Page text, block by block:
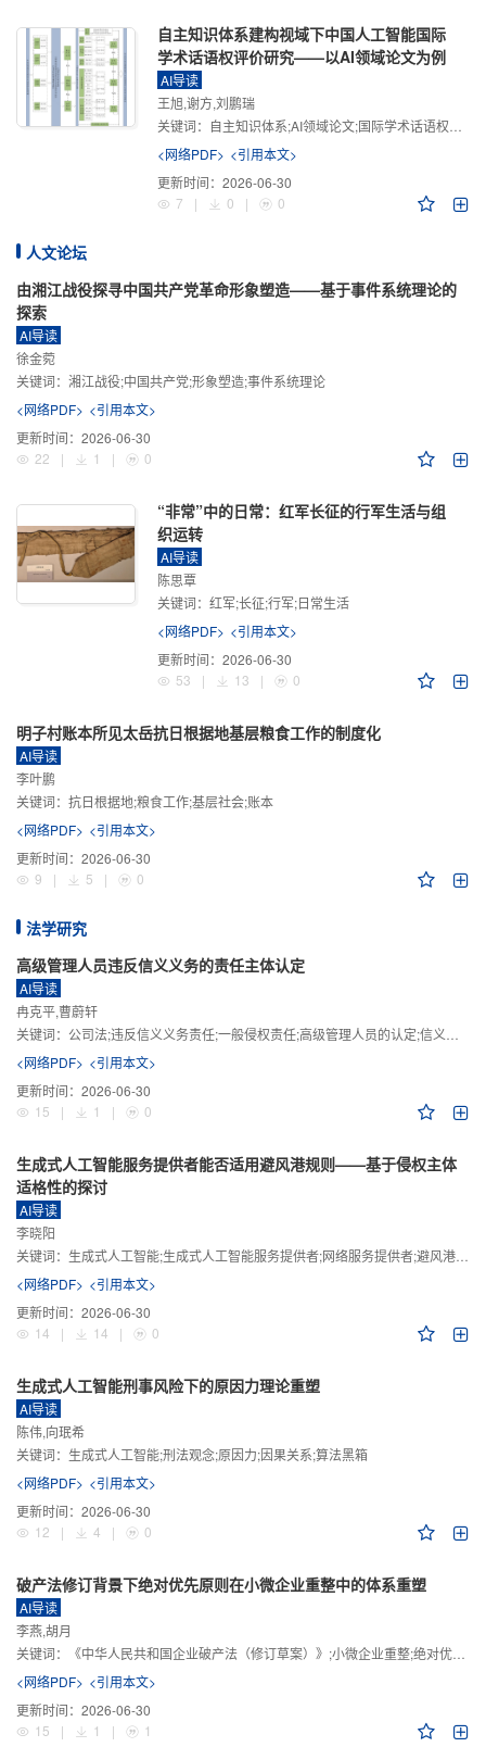
自主知识体系建构视域下中国人工智能国际
学术话语权评价研究——以AI领域论文为例
AI导读
王旭,谢方,刘鹏瑞
关键词： 自主知识体系;AI领域论文;国际学术话语权评价;学术影响力;学术感知力;学术传播力;学术引领力
<网络PDF> <引用本文>
更新时间： 2026-06-30
7
| 0 | 0
人文论坛
由湘江战役探寻中国共产党革命形象塑造——基于事件系统理论的
探索
AI导读
徐金菀
关键词： 湘江战役;中国共产党;形象塑造;事件系统理论
<网络PDF> <引用本文>
更新时间： 2026-06-30
22
| 1 | 0
“非常”中的日常：红军长征的行军生活与组
织运转
AI导读
陈思覃
关键词： 红军;长征;行军;日常生活
<网络PDF> <引用本文>
更新时间： 2026-06-30
53
| 13 | 0
明子村账本所见太岳抗日根据地基层粮食工作的制度化
AI导读
李叶鹏
关键词： 抗日根据地;粮食工作;基层社会;账本
<网络PDF> <引用本文>
更新时间： 2026-06-30
9
| 5 | 0
法学研究
高级管理人员违反信义义务的责任主体认定
AI导读
冉克平,曹蔚轩
关键词： 公司法;违反信义义务责任;一般侵权责任;高级管理人员的认定;信义义务
<网络PDF> <引用本文>
更新时间： 2026-06-30
15
| 1 | 0
生成式人工智能服务提供者能否适用避风港规则——基于侵权主体
适格性的探讨
AI导读
李晓阳
关键词： 生成式人工智能;生成式人工智能服务提供者;网络服务提供者;避风港规则;版权责任
<网络PDF> <引用本文>
更新时间： 2026-06-30
14
| 14 | 0
生成式人工智能刑事风险下的原因力理论重塑
AI导读
陈伟,向珉希
关键词： 生成式人工智能;刑法观念;原因力;因果关系;算法黑箱
<网络PDF> <引用本文>
更新时间： 2026-06-30
12
| 4 | 0
破产法修订背景下绝对优先原则在小微企业重整中的体系重塑
AI导读
李燕,胡月
关键词：
《中华人民共和国企业破产法（修订草案）》;小微企业重整;绝对优先原则;股东权益保留;预期可支配收入标准
<网络PDF> <引用本文>
更新时间： 2026-06-30
15
| 1 | 1